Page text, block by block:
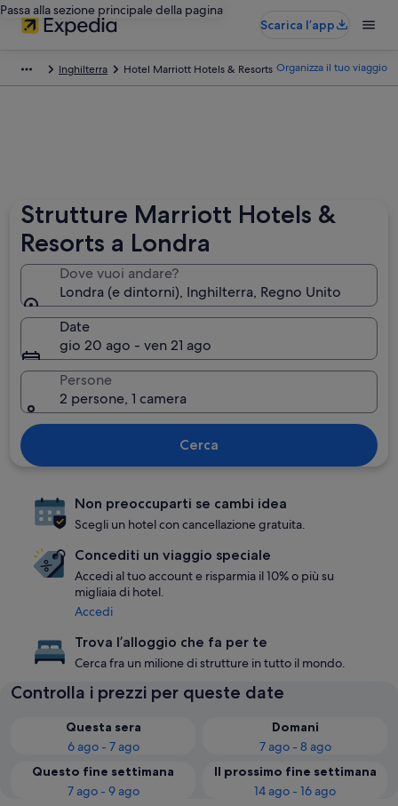
Passa alla sezione principale della pagina
Scarica l’app
Inghilterra Hotel Marriott Hotels & Resorts Organizza il tuo viaggio
Strutture Marriott Hotels &
Resorts a Londra
Dove vuoi andare?
Londra (e dintorni), Inghilterra, Regno Unito
Date
gio 20 ago - ven 21 ago
Persone
2 persone, 1 camera
Cerca
Non preoccuparti se cambi idea
Scegli un hotel con cancellazione gratuita.
Concediti un viaggio speciale
Accedi al tuo account e risparmia il 10% o più su
migliaia di hotel.
Accedi
Trova l’alloggio che fa per te
Cerca fra un milione di strutture in tutto il mondo.
Controlla i prezzi per queste date
Questa sera
6 ago - 7 ago
Domani
7 ago - 8 ago
Questo fine settimana
7 ago - 9 ago
Il prossimo fine settimana
14 ago - 16 ago